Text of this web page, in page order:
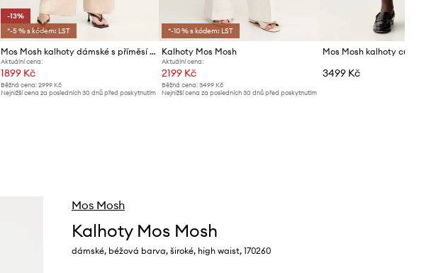
-13%
*-5 % s kódem: LST
Mos Mosh kalhoty dámské s příměsí lnu Coleen
Aktuální cena:
1899 Kč
Běžná cena: 2999 Kč
Nejnižší cena za posledních 30 dnů před poskytnutím
*-10 % s kódem: LST
Kalhoty Mos Mosh
Aktuální cena:
2199 Kč
Běžná cena:3499 Kč
Nejnižší cena za posledních 30 dnů před poskytnutím
3499 Kč
Mos Mosh
Kalhoty Mos Mosh
dámské, béžová barva, široké, high waist, 170260